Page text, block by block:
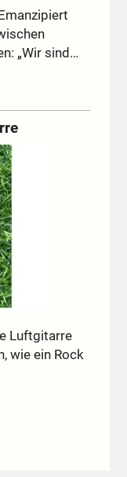
„Wir sind…
Luftgitarre
wie ein Rock